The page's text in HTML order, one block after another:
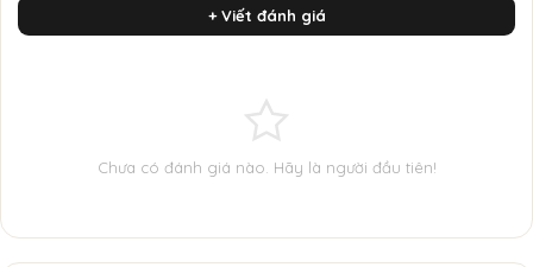
+ Viết đánh giá
Chưa có đánh giá nào. Hãy là người đầu tiên!